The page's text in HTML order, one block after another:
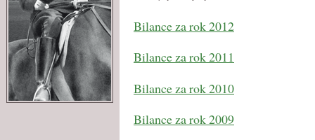
Bilance za rok 2012
Bilance za rok 2011
Bilance za rok 2010
Bilance za rok 2009